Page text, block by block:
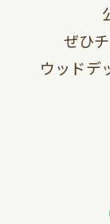
ぜひ
ウッドデ